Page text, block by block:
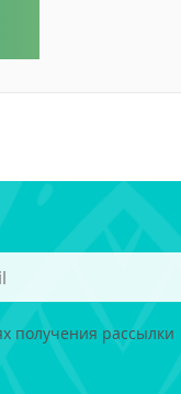
получения рассылки